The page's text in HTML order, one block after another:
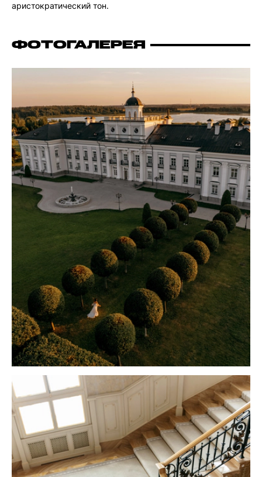
аристократический тон.
ФОТОГАЛЕРЕЯ